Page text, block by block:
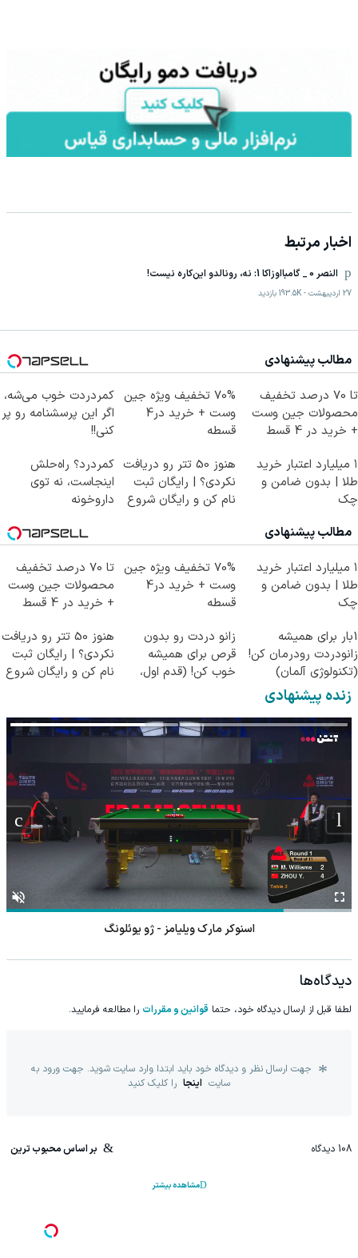
اخبار مرتبط
النصر 0 _ گامبااوزاکا 1: نه، رونالدو این‌کاره نیست!
27 اردیبهشت -
193.5K بازدید
مطالب پیشنهادی
تا 70 درصد تخفیف
محصولات جین وست
+ خرید در 4 قسط
70% تخفیف ویژه جین
وست + خرید در4
قسطه
کمردردت خوب می‌شه،
اگر این پرسشنامه رو پر
کنی!!
۱ میلیارد اعتبار خرید
طلا | بدون ضامن و
چک
هنوز 50 تتر رو دریافت
نکردی؟ | رایگان ثبت
نام کن و رایگان شروع
کمردرد؟ راه‌حلش
اینجاست، نه توی
داروخونه
مطالب پیشنهادی
۱ میلیارد اعتبار خرید
طلا | بدون ضامن و
چک
70% تخفیف ویژه جین
وست + خرید در4
قسطه
تا 70 درصد تخفیف
محصولات جین وست
+ خرید در 4 قسط
1بار برای همیشه
زانودردت رودرمان کن!
(تکنولوژی آلمان)
◂پرسشنامه▸
زانو دردت رو بدون
قرص برای همیشه
خوب کن! (قدم اول،
هنوز 50 تتر رو دریافت
نکردی؟ | رایگان ثبت
نام کن و رایگان شروع
زنده پیشنهادی
اسنوکر مارک ویلیامز - ژو یوئلونگ
دیدگاه‌ها
لطفا قبل از ارسال دیدگاه خود، حتما قوانین و مقررات را مطالعه فرمایید.
جهت ارسال نظر و دیدگاه خود باید ابتدا وارد سایت شوید. جهت ورود به
سایت اینجا را کلیک کنید
108 دیدگاه بر اساس محبوب ترین
مشاهده بیشتر